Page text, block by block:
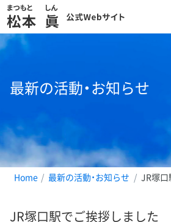
コ
ス
キ
ッ
最新の活動・お知らせ
Home 最新の活動・お知らせ JR塚口
JR塚口駅でご挨拶しました